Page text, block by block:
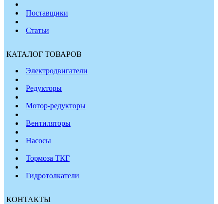
Поставщики
Статьи
КАТАЛОГ ТОВАРОВ
Электродвигатели
Редукторы
Мотор-редукторы
Вентиляторы
Насосы
Тормоза ТКГ
Гидротолкатели
КОНТАКТЫ